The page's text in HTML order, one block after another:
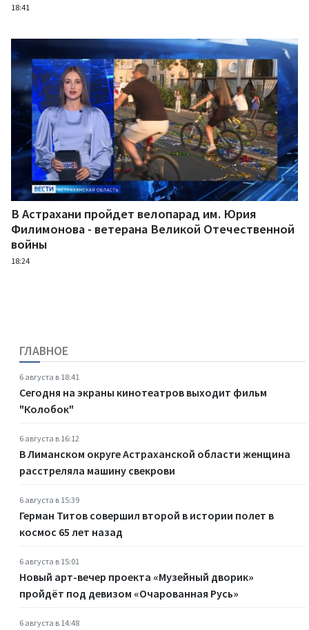
18:41
В Астрахани пройдет велопарад им. Юрия
Филимонова - ветерана Великой Отечественной
войны
18:24
ГЛАВНОЕ
6 августа в 18:41
Сегодня на экраны кинотеатров выходит фильм
"Колобок"
6 августа в 16:12
В Лиманском округе Астраханской области женщина
расстреляла машину свекрови
6 августа в 15:39
Герман Титов совершил второй в истории полет в
космос 65 лет назад
6 августа в 15:01
Новый арт-вечер проекта «Музейный дворик»
пройдёт под девизом «Очарованная Русь»
6 августа в 14:48